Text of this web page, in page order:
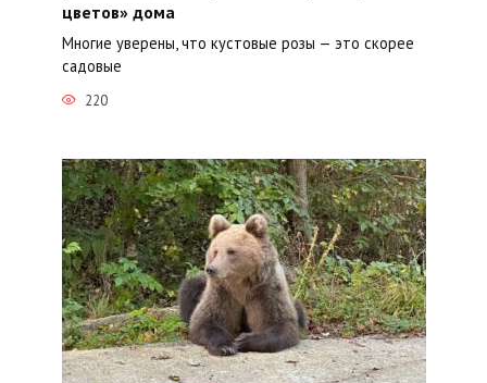
цветов» дома
Многие уверены, что кустовые розы — это скорее
садовые
220